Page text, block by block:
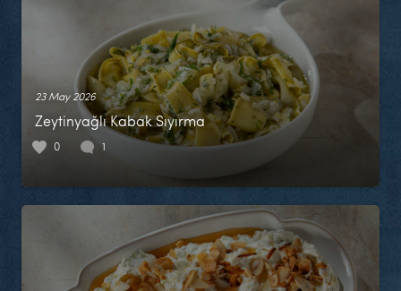
23 May 2026
Zeytinyağlı Kabak Sıyırma
0 1